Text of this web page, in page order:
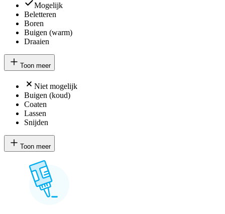
Mogelijk
Beletteren
Boren
Buigen (warm)
Draaien
Toon meer
Niet mogelijk
Buigen (koud)
Coaten
Lassen
Snijden
Toon meer